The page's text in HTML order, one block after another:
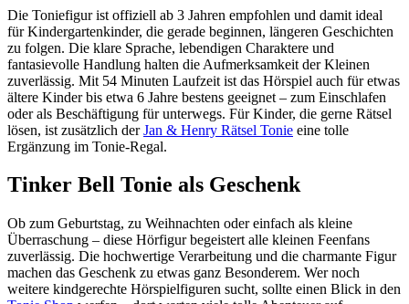
Die Toniefigur ist offiziell ab 3 Jahren empfohlen und damit ideal
für Kindergartenkinder, die gerade beginnen, längeren Geschichten
zu folgen. Die klare Sprache, lebendigen Charaktere und
fantasievolle Handlung halten die Aufmerksamkeit der Kleinen
zuverlässig. Mit 54 Minuten Laufzeit ist das Hörspiel auch für etwas
ältere Kinder bis etwa 6 Jahre bestens geeignet – zum Einschlafen
oder als Beschäftigung für unterwegs. Für Kinder, die gerne Rätsel
lösen, ist zusätzlich derJan & Henry Rätsel Tonie eine tolle
Ergänzung im Tonie-Regal.
Tinker Bell Tonie als Geschenk
Ob zum Geburtstag, zu Weihnachten oder einfach als kleine
Überraschung – diese Hörfigur begeistert alle kleinen Feenfans
zuverlässig. Die hochwertige Verarbeitung und die charmante Figur
machen das Geschenk zu etwas ganz Besonderem. Wer noch
weitere kindgerechte Hörspielfiguren sucht, sollte einen Blick in den